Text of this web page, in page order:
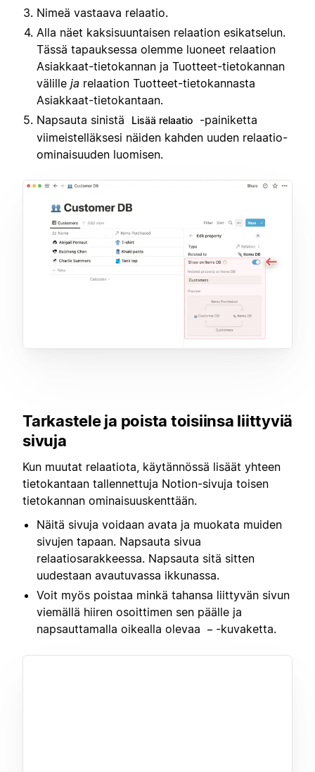
Nimeä vastaava relaatio.
Alla näet kaksisuuntaisen relaation esikatselun.
Tässä tapauksessa olemme luoneet relaation
Asiakkaat-tietokannan ja Tuotteet-tietokannan
välille ja relaation Tuotteet-tietokannasta
Asiakkaat-tietokantaan.
Napsauta sinistä
Lisää relaatio
-painiketta
viimeistelläksesi näiden kahden uuden relaatio-
ominaisuuden luomisen.
Tarkastele ja poista toisiinsa liittyviä
sivuja
Kun muutat relaatiota, käytännössä lisäät yhteen
tietokantaan tallennettuja Notion-sivuja toisen
tietokannan ominaisuuskenttään.
Näitä sivuja voidaan avata ja muokata muiden
sivujen tapaan. Napsauta sivua
relaatiosarakkeessa. Napsauta sitä sitten
uudestaan avautuvassa ikkunassa.
Voit myös poistaa minkä tahansa liittyvän sivun
viemällä hiiren osoittimen sen päälle ja
napsauttamalla oikealla olevaa
– -kuvaketta.